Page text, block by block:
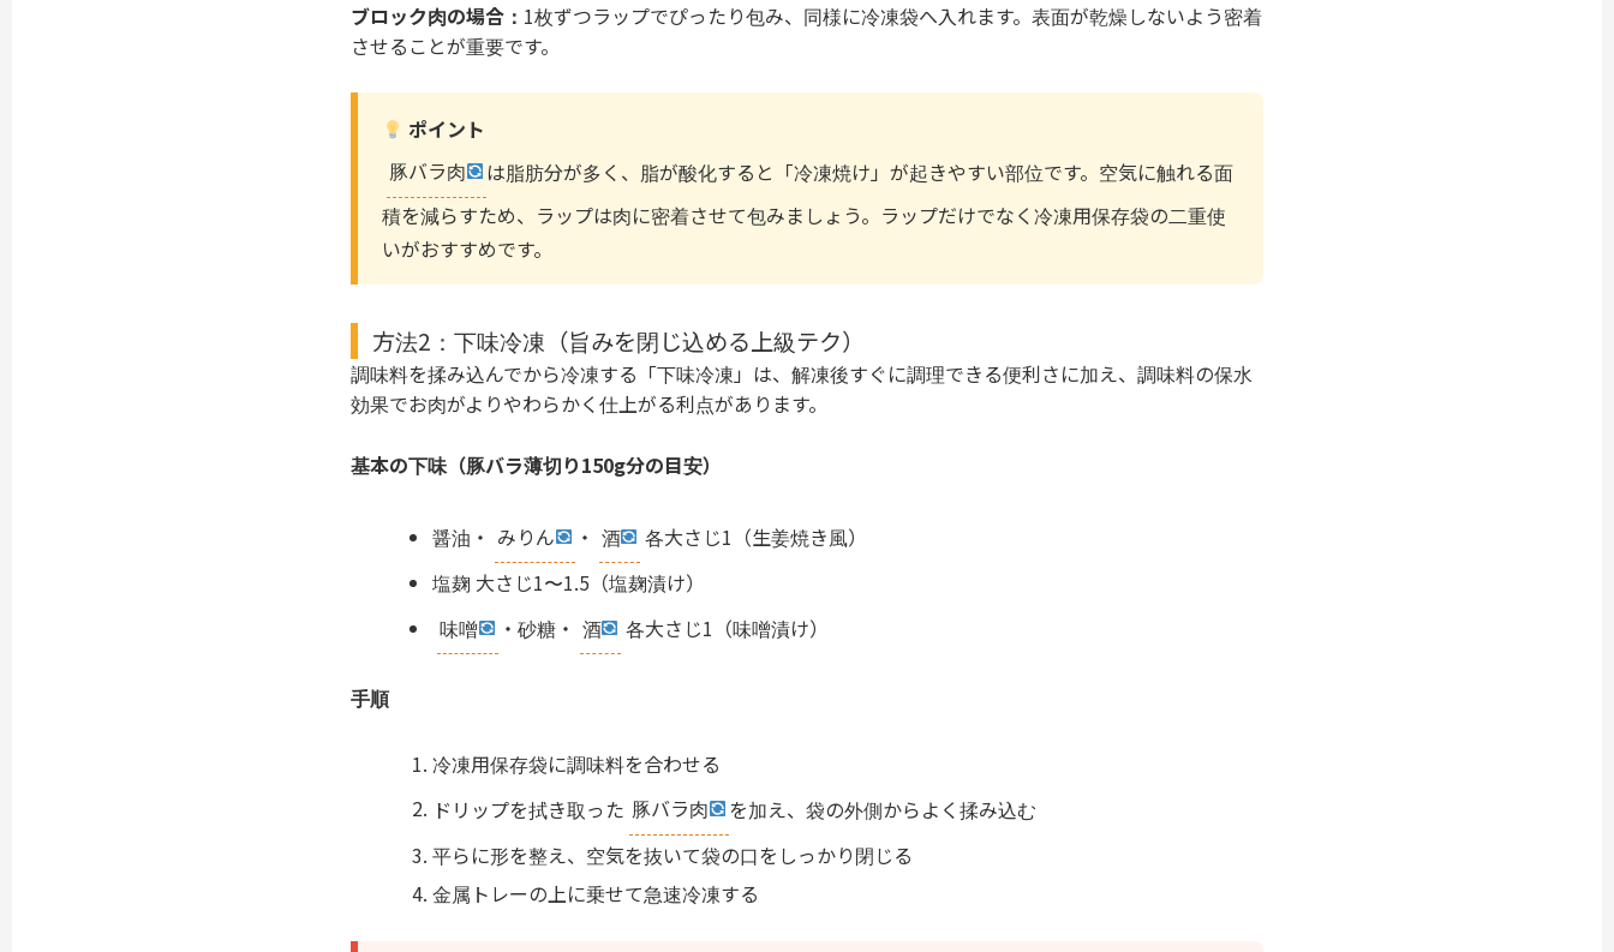
ブロック肉の場合： 1枚ずつラップでぴったり包み、同様に冷凍袋へ入れます。表面が乾燥しないよう密着
させることが重要です。
ポイント
豚バラ肉
は脂肪分が多く、脂が酸化すると「冷凍焼け」が起きやすい部位です。空気に触れる面
積を減らすため、ラップは肉に密着させて包みましょう。ラップだけでなく冷凍用保存袋の二重使
いがおすすめです。
方法2：下味冷凍（旨みを閉じ込める上級テク）
調味料を揉み込んでから冷凍する「下味冷凍」は、解凍後すぐに調理できる便利さに加え、調味料の保水
効果でお肉がよりやわらかく仕上がる利点があります。
基本の下味（豚バラ薄切り150g分の目安）
醤油・ みりん ・ 酒
各大さじ1（生姜焼き風）
塩麹 大さじ1〜1.5（塩麹漬け）
味噌
・砂糖・ 酒 各大さじ1（味噌漬け）
手順
冷凍用保存袋に調味料を合わせる
ドリップを拭き取った 豚バラ肉
を加え、袋の外側からよく揉み込む
平らに形を整え、空気を抜いて袋の口をしっかり閉じる
金属トレーの上に乗せて急速冷凍する